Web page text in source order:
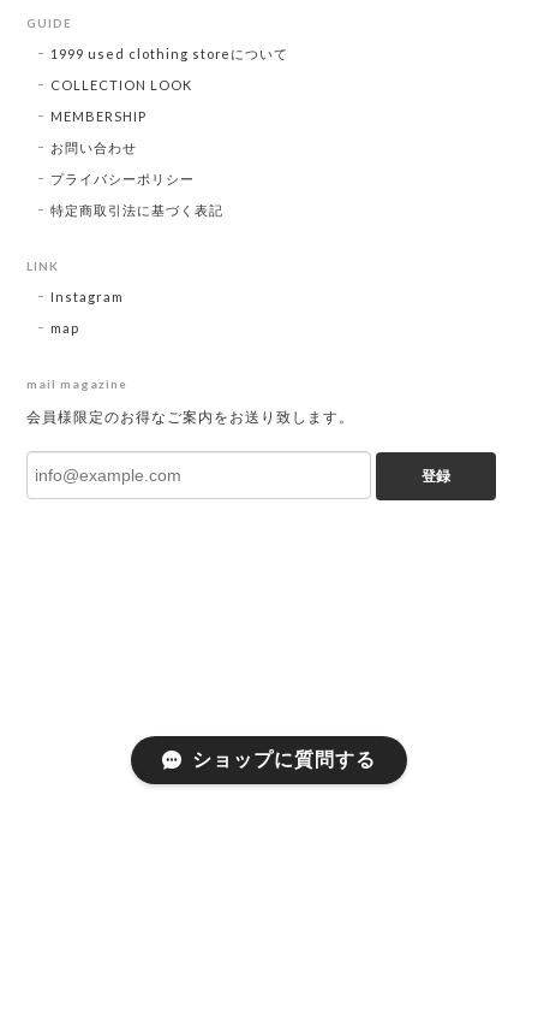
GUIDE
1999 used clothing storeについて
COLLECTION LOOK
MEMBERSHIP
お問い合わせ
プライバシーポリシー
特定商取引法に基づく表記
LINK
Instagram
map
mail magazine
会員様限定のお得なご案内をお送り致します。
登録
ショップに質問する